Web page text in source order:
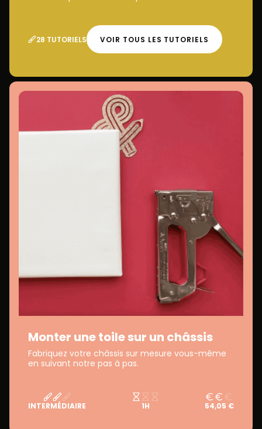
28 TUTORIELS VOIR TOUS LES TUTORIELS
Monter une toile sur un châssis
Fabriquez votre châssis sur mesure vous-même
en suivant notre pas à pas.
INTERMÉDIAIRE 1H 54,05 €